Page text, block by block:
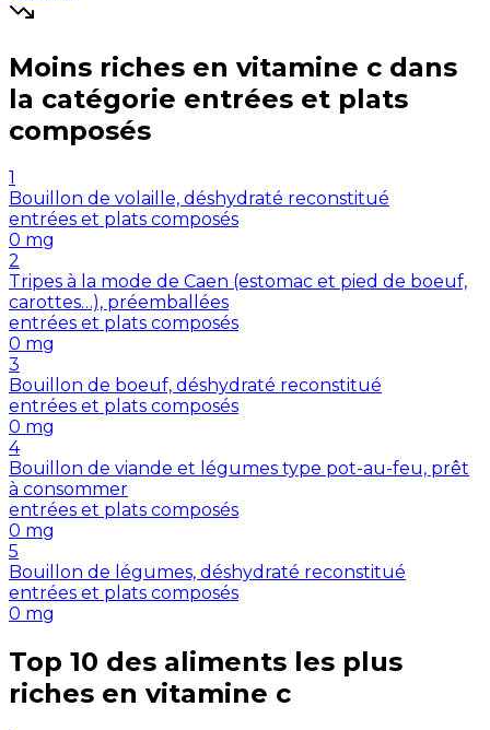
Moins riches en vitamine c dans
la catégorie entrées et plats
composés
1
Bouillon de volaille, déshydraté reconstitué
entrées et plats composés
0 mg
2
Tripes à la mode de Caen (estomac et pied de boeuf,
carottes…), préemballées
entrées et plats composés
0 mg
3
Bouillon de boeuf, déshydraté reconstitué
entrées et plats composés
0 mg
4
Bouillon de viande et légumes type pot-au-feu, prêt
à consommer
entrées et plats composés
0 mg
5
Bouillon de légumes, déshydraté reconstitué
entrées et plats composés
0 mg
Top 10 des aliments les plus
riches en vitamine c